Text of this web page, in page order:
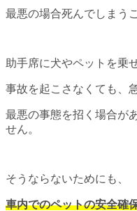
最悪の場合死んでしまう
助手席に犬やペットを乗
事故を起こさなくても、
最悪の事態を招く場合が
せん。
そうならないためにも、
車内でのペットの安全確